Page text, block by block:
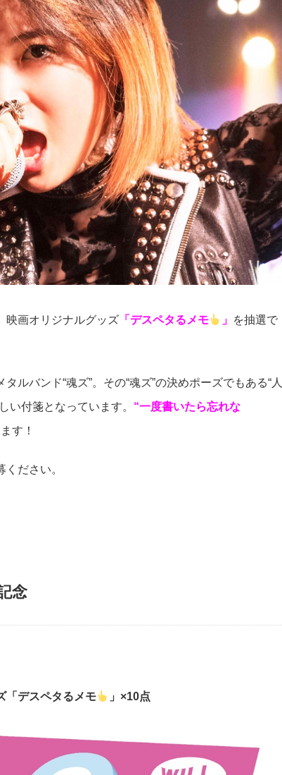
映画オリジナルグッズ 「デスペタるメモ 」 を抽選で
ルバンド“魂ズ”。その“魂ズ”の決めポーズでもある“人
い付箋となっています。 “一度書いたら忘れな
す！
ださい。
念
「デスペタるメモ 」×10点